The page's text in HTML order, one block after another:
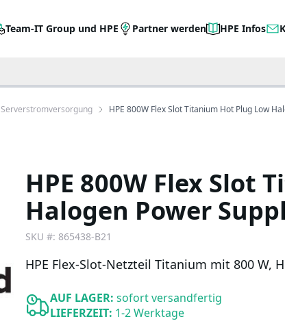
Team-IT Group und HPE Partner werden HPE Infos
Serverstromversorgung HPE 800W Flex Slot Titanium Hot Plug Low
HPE 800W Flex Slot
Halogen Power
SKU #: 865438-B21
HPE Flex-Slot-Netzteil Titanium mit 800 W,
AUF LAGER: sofort versandfertig
LIEFERZEIT: 1-2 Werktage